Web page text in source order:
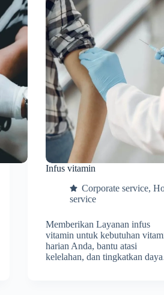
Infus vitamin
Corporate service,
service
Memberikan Layanan infus
vitamin untuk kebutuhan
harian Anda, bantu atasi
kelelahan, dan tingkatkan